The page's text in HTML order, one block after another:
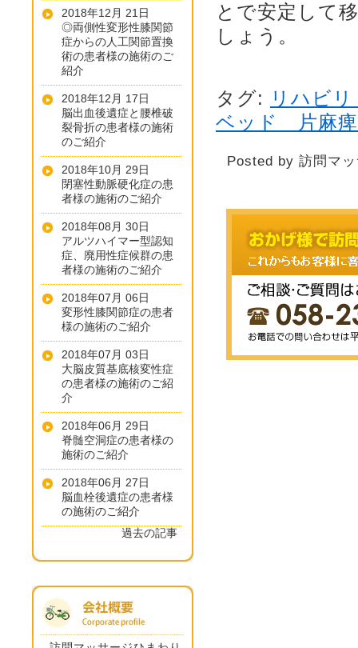
とで安定して
しょう。
タグ: リハビ
ベッド 片麻
Posted by 訪問マ
2018年12月 21日
◎両側性変形性膝関節
症からの人工関節置換
術の患者様の施術のご
紹介
2018年12月 17日
脳出血後遺症と腰椎破
裂骨折の患者様の施術
のご紹介
2018年10月 29日
閉塞性動脈硬化症の患
者様の施術のご紹介
2018年08月 30日
アルツハイマー型認知
症、廃用性症候群の患
者様の施術のご紹介
2018年07月 06日
変形性膝関節症の患者
様の施術のご紹介
2018年07月 03日
大脳皮質基底核変性症
の患者様の施術のご紹
介
2018年06月 29日
脊髄空洞症の患者様の
施術のご紹介
2018年06月 27日
脳血栓後遺症の患者様
の施術のご紹介
過去の記事